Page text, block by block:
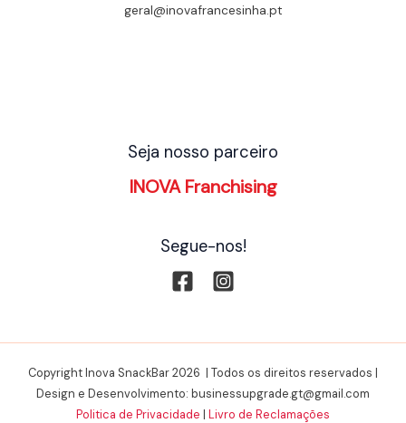
geral@inovafrancesinha.pt
Seja nosso parceiro
INOVA Franchising
Segue-nos!
Copyright Inova SnackBar 2026 | Todos os direitos reservados |
Design e Desenvolvimento: businessupgrade.gt@gmail.com
Politica de Privacidade | Livro de Reclamações